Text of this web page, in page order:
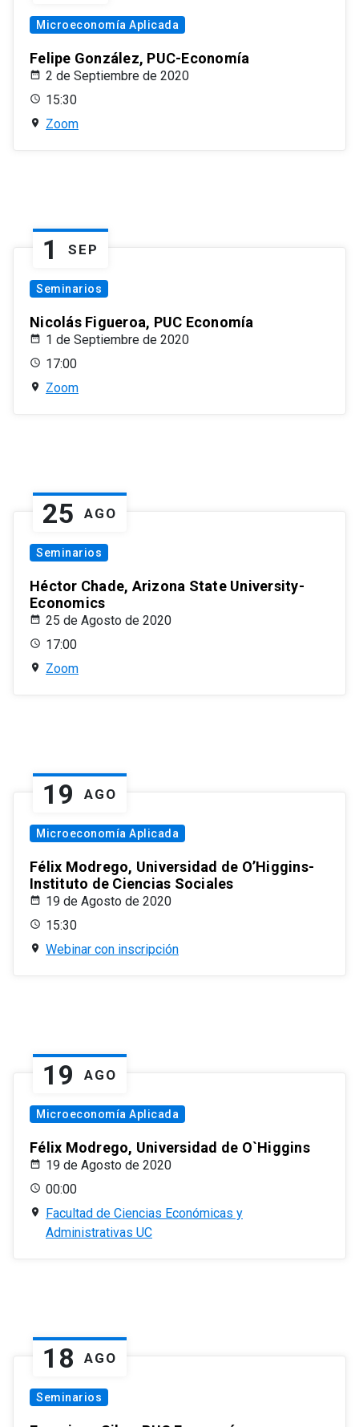
Microeconomía Aplicada
Felipe González, PUC-Economía
2 de Septiembre de 2020
15:30
Zoom
1 SEP
Seminarios
Nicolás Figueroa, PUC Economía
1 de Septiembre de 2020
17:00
Zoom
25 AGO
Seminarios
Héctor Chade, Arizona State University-
Economics
25 de Agosto de 2020
17:00
Zoom
19 AGO
Microeconomía Aplicada
Félix Modrego, Universidad de O’Higgins-
Instituto de Ciencias Sociales
19 de Agosto de 2020
15:30
Webinar con inscripción
19 AGO
Microeconomía Aplicada
Félix Modrego, Universidad de O`Higgins
19 de Agosto de 2020
00:00
Facultad de Ciencias Económicas y
Administrativas UC
18 AGO
Seminarios